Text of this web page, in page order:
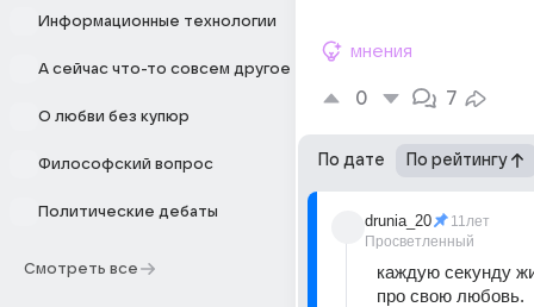
Информационные технологии
А сейчас что-то совсем другое
О любви без купюр
Философский вопрос
Политические дебаты
Смотреть все
мнения
0 7
По дате По рейтингу
drunia_20
Просветленный
11лет
каждую секунду
про свою любовь.